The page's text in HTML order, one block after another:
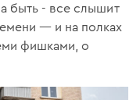
быть - все слышит
— и на полках
фишками, о